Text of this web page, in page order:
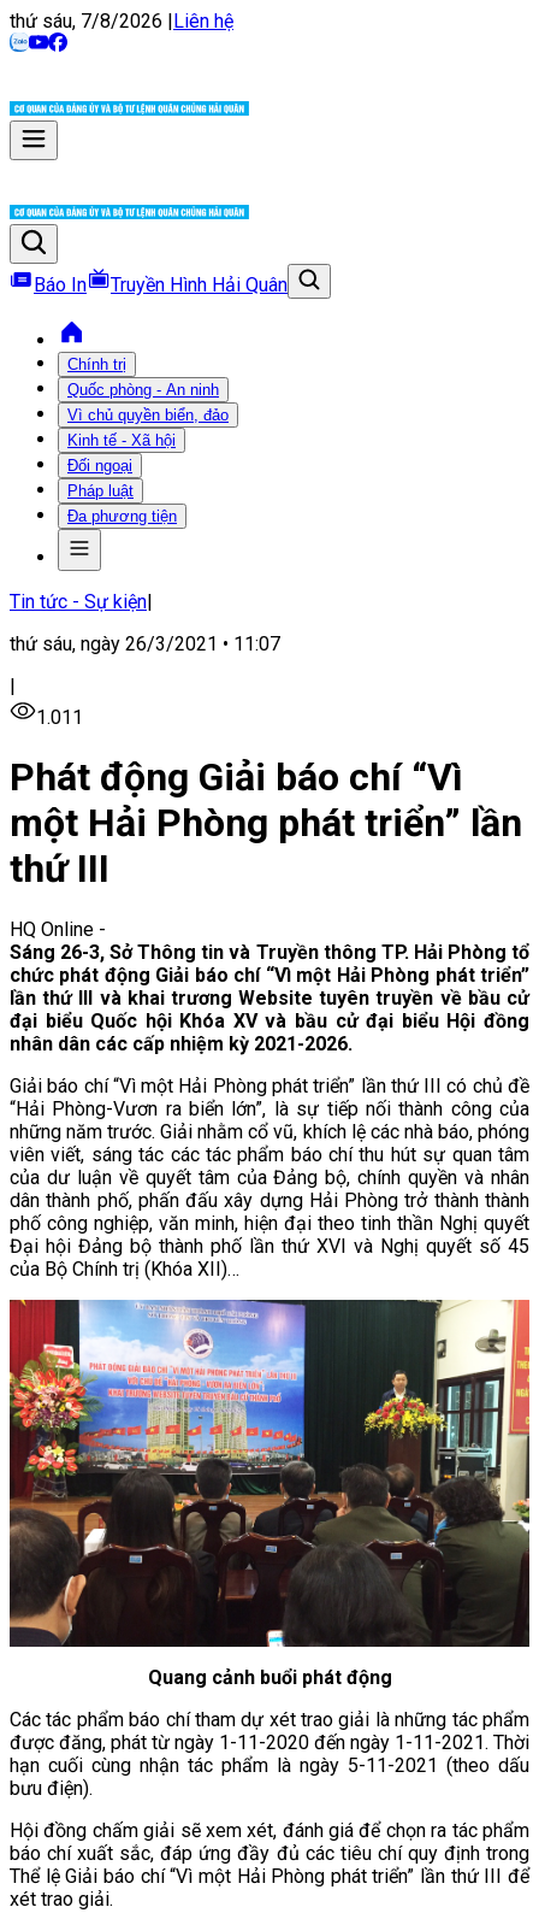
thứ sáu, 7/8/2026 |Liên hệ
Báo In Truyền Hình Hải Quân
Chính trị
Quốc phòng - An ninh
Vì chủ quyền biển, đảo
Kinh tế - Xã hội
Đối ngoại
Pháp luật
Đa phương tiện
Tin tức - Sự kiện|
thứ sáu, ngày 26/3/2021 • 11:07
|
1.011
Phát động Giải báo chí “Vì
một Hải Phòng phát triển” lần
thứ III
HQ Online -
Sáng 26-3, Sở Thông tin và Truyền thông TP. Hải Phòng tổ
chức phát động Giải báo chí “Vì một Hải Phòng phát triển”
lần thứ III và khai trương Website tuyên truyền về bầu cử
đại biểu Quốc hội Khóa XV và bầu cử đại biểu Hội đồng
nhân dân các cấp nhiệm kỳ 2021-2026.
Giải báo chí “Vì một Hải Phòng phát triển” lần thứ III có chủ đề
“Hải Phòng-Vươn ra biển lớn”, là sự tiếp nối thành công của
những năm trước. Giải nhằm cổ vũ, khích lệ các nhà báo, phóng
viên viết, sáng tác các tác phẩm báo chí thu hút sự quan tâm
của dư luận về quyết tâm của Đảng bộ, chính quyền và nhân
dân thành phố, phấn đấu xây dựng Hải Phòng trở thành thành
phố công nghiệp, văn minh, hiện đại theo tinh thần Nghị quyết
Đại hội Đảng bộ thành phố lần thứ XVI và Nghị quyết số 45
của Bộ Chính trị (Khóa XII)…
Quang cảnh buổi phát động
Các tác phẩm báo chí tham dự xét trao giải là những tác phẩm
được đăng, phát từ ngày 1-11-2020 đến ngày 1-11-2021. Thời
hạn cuối cùng nhận tác phẩm là ngày 5-11-2021 (theo dấu
bưu điện).
Hội đồng chấm giải sẽ xem xét, đánh giá để chọn ra tác phẩm
báo chí xuất sắc, đáp ứng đầy đủ các tiêu chí quy định trong
Thể lệ Giải báo chí “Vì một Hải Phòng phát triển” lần thứ III để
xét trao giải.